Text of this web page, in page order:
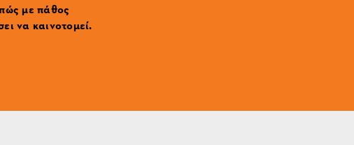
με πάθος
να καινοτομεί.